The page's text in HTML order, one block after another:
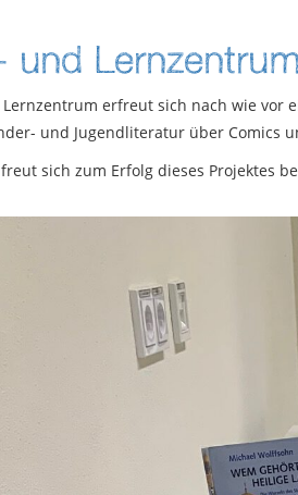
und
erfreut sich nach wie vor
und Jugendliteratur über Comics
sich zum Erfolg dieses Projektes